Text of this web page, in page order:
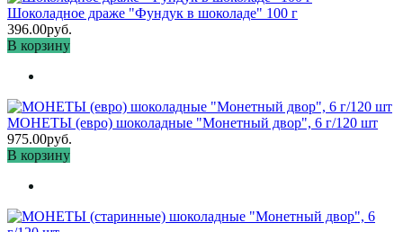
Шоколадное драже "Фундук в шоколаде" 100 г
396.00руб.
В корзину
МОНЕТЫ (евро) шоколадные "Монетный двор", 6 г/120 шт
975.00руб.
В корзину